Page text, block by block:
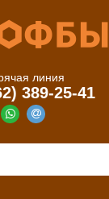
линия
389-25-41